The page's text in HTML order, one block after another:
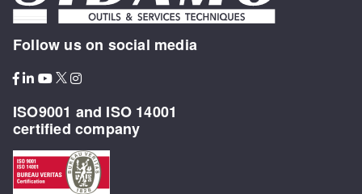
Follow us on social media
ISO9001 and ISO 14001
certified company